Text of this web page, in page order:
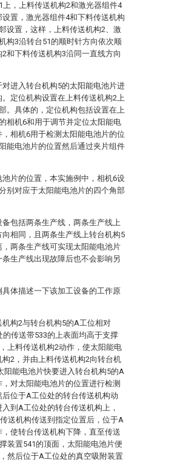
，上料传送机构2和激光器组件4
置，激光器组件4和下料传送机构
设置，这样，上料传送机构2、激
构3沿转台51的顺时针方向依次顺
和下料传送机构3沿同一直线方向
进入转台机构5的太阳能电池片进
定位机构设置在上料传送机构2上
。具体的，定位机构包括设置在上
相机6和用于调节并定位太阳能电
相机6用于检测太阳能电池片的位
能电池片的位置然后通过夹片组件
片的位置，本实施例中，相机6设
别对应于太阳能电池片的四个角部
包括两条生产线，两条生产线上
相同，且两条生产线上转台机构5
两条生产线可实现太阳能电池片
生产线出现故障后也不会影响另
体描述一下该加工设备的工作原
构2与转台机构5的A工位相对
的传送带533的上表面均高于支撑
上料传送机构2动作，使太阳能电
2，并由上料传送机构2向转台机
阳能电池片快要进入转台机构5的A
对太阳能电池片的位置进行检测
位于A工位处的转台传送机构动
到A工位处的转台传送机构上，
送机构传送到指定位置后，位于A
使转台传送机构下降，直至传送
装置541的顶面，太阳能电池片便
然后位于A工位处的真空吸附装置